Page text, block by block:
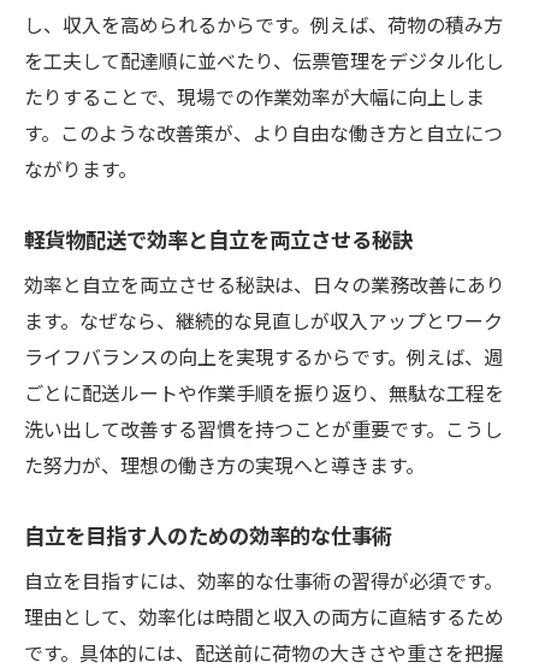
し、収入を高められるからです。例えば、荷物の積み方
を工夫して配達順に並べたり、伝票管理をデジタル化し
たりすることで、現場での作業効率が大幅に向上しま
す。このような改善策が、より自由な働き方と自立につ
ながります。
軽貨物配送で効率と自立を両立させる秘訣
効率と自立を両立させる秘訣は、日々の業務改善にあり
ます。なぜなら、継続的な見直しが収入アップとワーク
ライフバランスの向上を実現するからです。例えば、週
ごとに配送ルートや作業手順を振り返り、無駄な工程を
洗い出して改善する習慣を持つことが重要です。こうし
た努力が、理想の働き方の実現へと導きます。
自立を目指す人のための効率的な仕事術
自立を目指すには、効率的な仕事術の習得が必須です。
理由として、効率化は時間と収入の両方に直結するため
です。具体的には、配送前に荷物の大きさや重さを把握